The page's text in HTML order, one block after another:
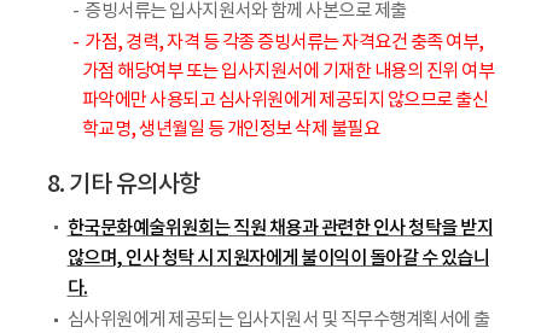
증빙서류는 입사지원서와 함께 사본으로 제출
가점, 경력, 자격 등 각종 증빙서류는 자격요건 충족 여부,
가점 해당여부 또는 입사지원서에 기재한 내용의 진위 여부
파악에만 사용되고 심사위원에게 제공되지 않으므로 출신
학교명, 생년월일 등 개인정보 삭제 불필요
8. 기타 유의사항
한국문화예술위원회는 직원 채용과 관련한 인사 청탁을 받지
않으며, 인사 청탁 시 지원자에게 불이익이 돌아갈 수 있습니
다.
심사위원에게 제공되는 입사지원서 및 직무수행계획서에 출